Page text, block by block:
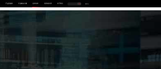
产品及服务 行业解决方案 合作伙伴 投资者关系 关于我们 中EN